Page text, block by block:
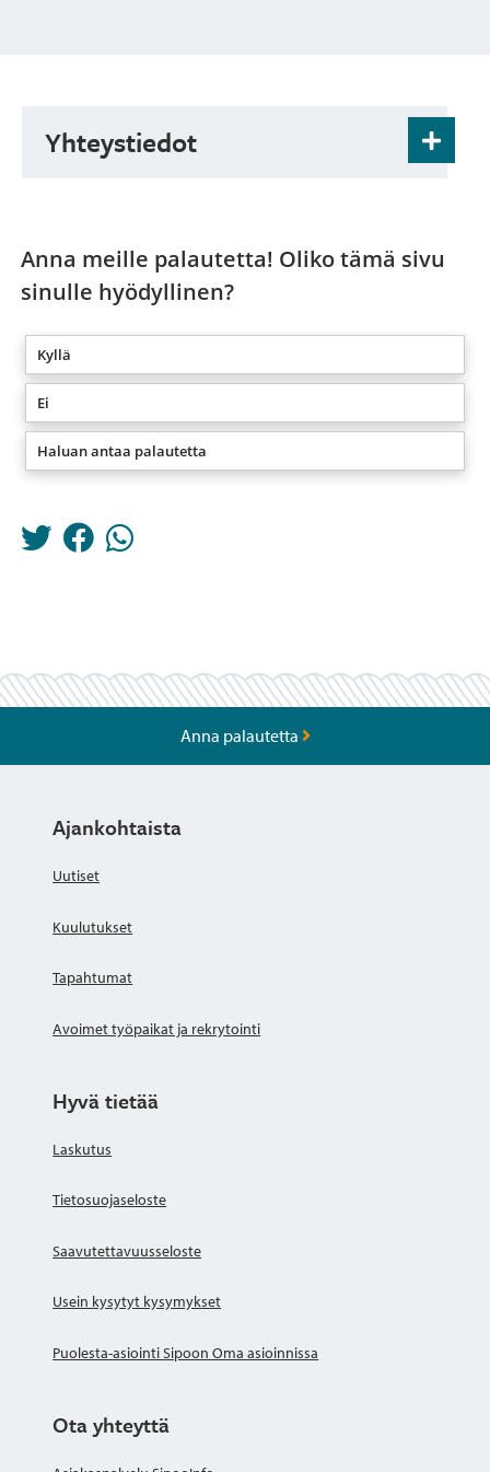
Yhteystiedot
sipoonmusiikkikoulu@gmail.com
Anna meille palautetta! Oliko tämä sivu
sinulle hyödyllinen?
Kyllä
Ei
Haluan antaa palautetta
Anna palautetta
Ajankohtaista
Uutiset
Kuulutukset
Tapahtumat
Avoimet työpaikat ja rekrytointi
Hyvä tietää
Laskutus
Tietosuojaseloste
Saavutettavuusseloste
Usein kysytyt kysymykset
Puolesta-asiointi Sipoon Oma asioinnissa
Ota yhteyttä